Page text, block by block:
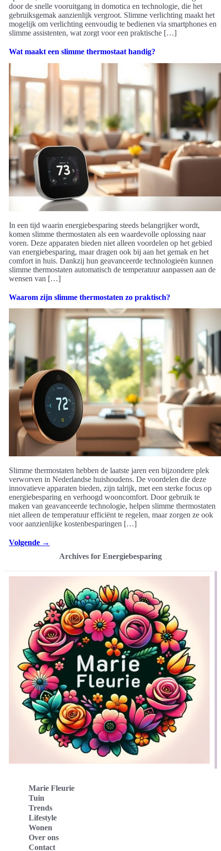
door de snelle vooruitgang in domotica en technologie, die het
gebruiksgemak aanzienlijk vergroot. Slimme verlichting maakt het
mogelijk om verlichting eenvoudig te bedienen via smartphones en
slimme assistenten, wat zorgt voor een praktische […]
Wat maakt een slimme thermostaat handig?
In een tijd waarin energiebesparing steeds belangrijker wordt,
komen slimme thermostaten als een waardevolle oplossing naar
voren. Deze apparaten bieden niet alleen voordelen op het gebied
van energiebesparing, maar dragen ook bij aan het gemak en het
comfort in huis. Dankzij hun geavanceerde technologieën kunnen
slimme thermostaten automatisch de temperatuur aanpassen aan de
wensen van […]
Waarom zijn slimme thermostaten zo praktisch?
Slimme thermostaten hebben de laatste jaren een bijzondere plek
verworven in Nederlandse huishoudens. De voordelen die deze
innovatieve apparaten bieden, zijn talrijk, met een sterke focus op
energiebesparing en verhoogd wooncomfort. Door gebruik te
maken van geavanceerde technologie, helpen slimme thermostaten
niet alleen de temperatuur efficiënt te regelen, maar zorgen ze ook
voor aanzienlijke kostenbesparingen […]
Volgende →
Archives for Energiebesparing
Marie Fleurie
Tuin
Trends
Lifestyle
Wonen
Over ons
Contact